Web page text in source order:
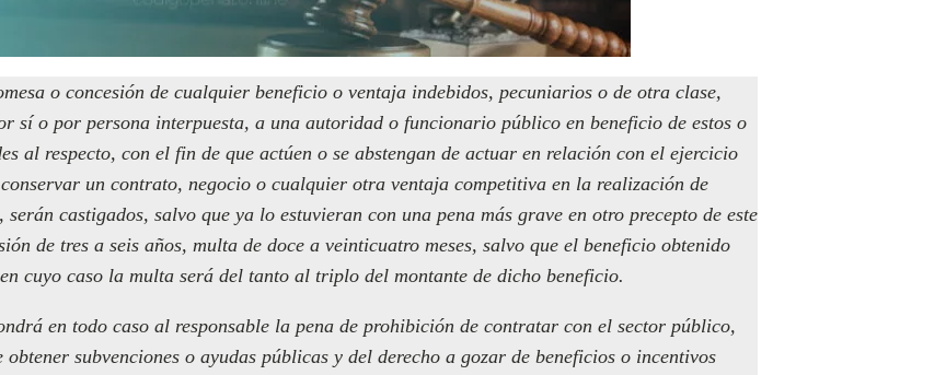
o concesión de cualquier beneficio o ventaja indebidos, pecuniarios o de otra clase,
sí o por persona interpuesta, a una autoridad o funcionario público en beneficio de estos o
al respecto, con el fin de que actúen o se abstengan de actuar en relación con el ejercicio
un contrato, negocio o cualquier otra ventaja competitiva en la realización de
castigados, salvo que ya lo estuvieran con una pena más grave en otro precepto de este
de tres a seis años, multa de doce a veinticuatro meses, salvo que el beneficio obtenido
cuyo caso la multa será del tanto al triplo del montante de dicho beneficio.
en todo caso al responsable la pena de prohibición de contratar con el sector público,
subvenciones o ayudas públicas y del derecho a gozar de beneficios o incentivos